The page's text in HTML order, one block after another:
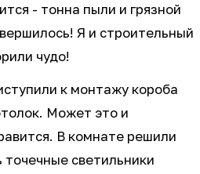
- тонна пыли и грязной
Я и строительный
чудо!
к монтажу короба
Может это и
В комнате решили
светильники